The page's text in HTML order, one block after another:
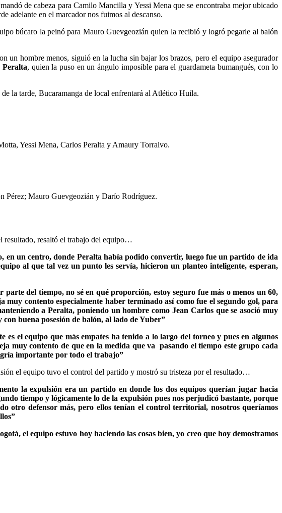
de cabeza para Camilo Mancilla y Yessi Mena que se encontraba mejor ubicado
adelante en el marcador nos fuimos al descanso.
búcaro la peinó para Mauro Guevgeozián quien la recibió y logró pegarle al balón
hombre menos, siguió en la lucha sin bajar los brazos, pero el equipo asegurador
Peralta, quien la puso en un ángulo imposible para el guardameta bumangués, con lo
la tarde, Bucaramanga de local enfrentará al Atlético Huila.
Yessi Mena, Carlos Peralta y Amaury Torralvo.
Pérez; Mauro Guevgeozián y Darío Rodríguez.
resultado, resaltó el trabajo del equipo…
en un centro, donde Peralta había podido convertir, luego fue un partido de ida
al que tal vez un punto les servía, hicieron un planteo inteligente, esperan,
del tiempo, no sé en qué proporción, estoy seguro fue más o menos un 60,
contento especialmente haber terminado así como fue el segundo gol, para
a Peralta, poniendo un hombre como Jean Carlos que se asoció muy
buena posesión de balón, al lado de Yuber”
el equipo que más empates ha tenido a lo largo del torneo y pues en algunos
muy contento de que en la medida que va pasando el tiempo este grupo cada
importante por todo el trabajo”
el equipo tuvo el control del partido y mostró su tristeza por el resultado…
la expulsión era un partido en donde los dos equipos querían jugar hacia
tiempo y lógicamente lo de la expulsión pues nos perjudicó bastante, porque
otro defensor más, pero ellos tenían el control territorial, nosotros queríamos
el equipo estuvo hoy haciendo las cosas bien, yo creo que hoy demostramos